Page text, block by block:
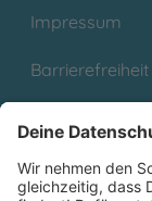
Impressum
Barrierefreiheit